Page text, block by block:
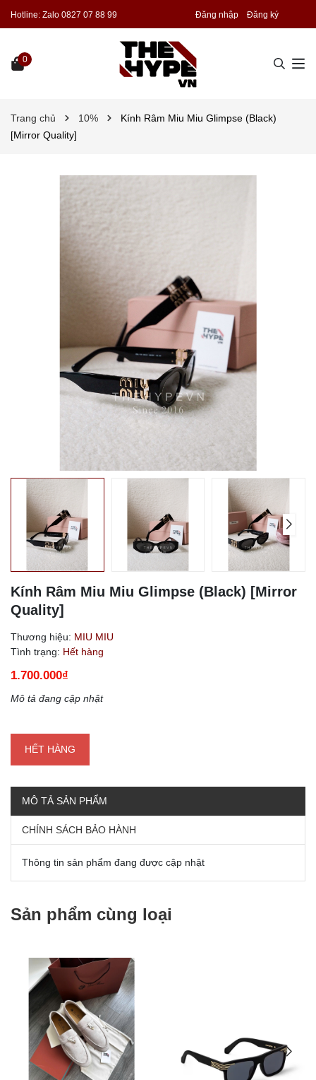
Hotline: Zalo 0827 07 88 99 Đăng nhập Đăng ký
0
Trang chủ 10%
Kính Râm Miu Miu Glimpse (Black)
[Mirror Quality]
Kính Râm Miu Miu Glimpse (Black) [Mirror
Quality]
Thương hiệu: MIU MIU
Tình trạng: Hết hàng
1.700.000₫
Mô tả đang cập nhật
HẾT HÀNG
MÔ TẢ SẢN PHẨM
CHÍNH SÁCH BẢO HÀNH
Thông tin sản phẩm đang được cập nhật
Sản phẩm cùng loại